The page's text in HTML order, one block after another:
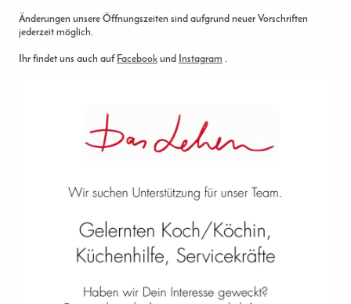
Änderungen unsere Öffnungszeiten sind aufgrund neuer Vorschriften
jederzeit möglich.
Ihr findet uns auch auf Facebook und Instagram .